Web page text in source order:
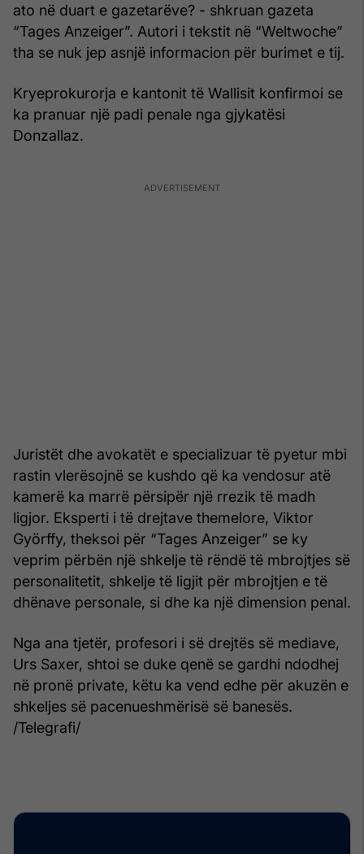
ato në duart e gazetarëve? - shkruan gazeta
“Tages Anzeiger”. Autori i tekstit në “Weltwoche”
tha se nuk jep asnjë informacion për burimet e tij.
Kryeprokurorja e kantonit të Wallisit konfirmoi se
ka pranuar një padi penale nga gjykatësi
Donzallaz.
Juristët dhe avokatët e specializuar të pyetur mbi
rastin vlerësojnë se kushdo që ka vendosur atë
kamerë ka marrë përsipër një rrezik të madh
ligjor. Eksperti i të drejtave themelore, Viktor
Györffy, theksoi për “Tages Anzeiger” se ky
veprim përbën një shkelje të rëndë të mbrojtjes së
personalitetit, shkelje të ligjit për mbrojtjen e të
dhënave personale, si dhe ka një dimension penal.
Nga ana tjetër, profesori i së drejtës së mediave,
Urs Saxer, shtoi se duke qenë se gardhi ndodhej
në pronë private, këtu ka vend edhe për akuzën e
shkeljes së pacenueshmërisë së banesës.
/Telegrafi/